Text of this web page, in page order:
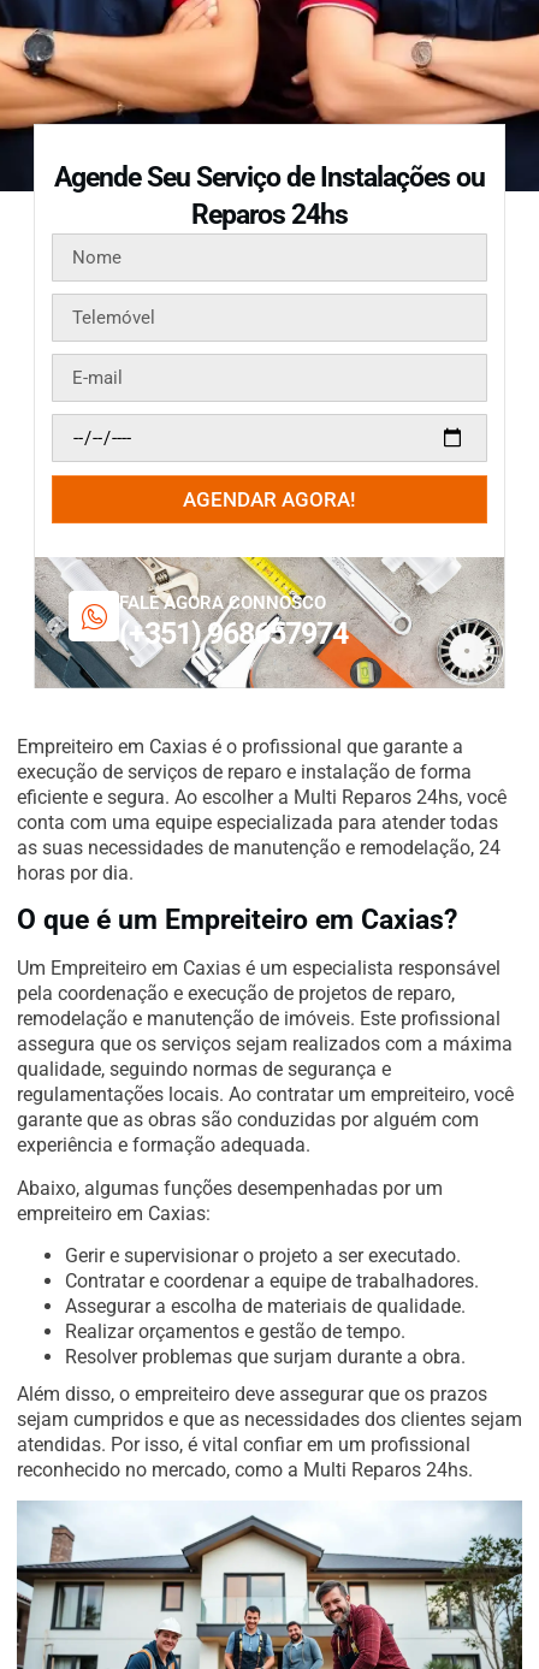
Agende Seu Serviço de Instalações ou
Reparos 24hs
AGENDAR AGORA!
FALE AGORA CONNOSCO
(+351) 968657974
Empreiteiro em Caxias é o profissional que garante a
execução de serviços de reparo e instalação de forma
eficiente e segura. Ao escolher a Multi Reparos 24hs, você
conta com uma equipe especializada para atender todas
as suas necessidades de manutenção e remodelação, 24
horas por dia.
O que é um Empreiteiro em Caxias?
Um Empreiteiro em Caxias é um especialista responsável
pela coordenação e execução de projetos de reparo,
remodelação e manutenção de imóveis. Este profissional
assegura que os serviços sejam realizados com a máxima
qualidade, seguindo normas de segurança e
regulamentações locais. Ao contratar um empreiteiro, você
garante que as obras são conduzidas por alguém com
experiência e formação adequada.
Abaixo, algumas funções desempenhadas por um
empreiteiro em Caxias:
Gerir e supervisionar o projeto a ser executado.
Contratar e coordenar a equipe de trabalhadores.
Assegurar a escolha de materiais de qualidade.
Realizar orçamentos e gestão de tempo.
Resolver problemas que surjam durante a obra.
Além disso, o empreiteiro deve assegurar que os prazos
sejam cumpridos e que as necessidades dos clientes sejam
atendidas. Por isso, é vital confiar em um profissional
reconhecido no mercado, como a Multi Reparos 24hs.